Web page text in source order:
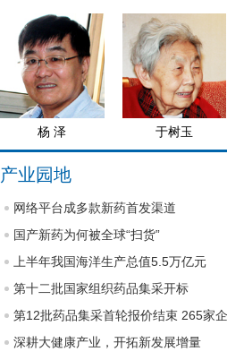
杨 泽 于树玉
产业园地
网络平台成多款新药首发渠道
国产新药为何被全球“扫货”
上半年我国海洋生产总值5.5万亿元
第十二批国家组织药品集采开标
第12批药品集采首轮报价结束 265家
深耕大健康产业，开拓新发展增量